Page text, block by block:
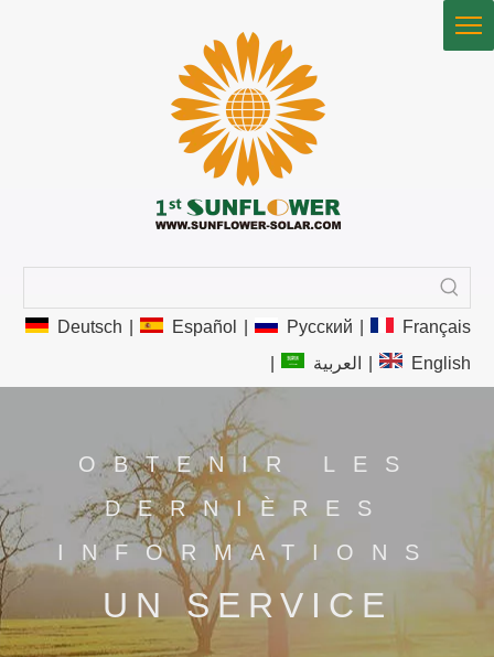
Deutsch Español Pусский
Français
العربية English
OBTENIR LES
DERNIÈRES
INFORMATIONS
UN SERVICE